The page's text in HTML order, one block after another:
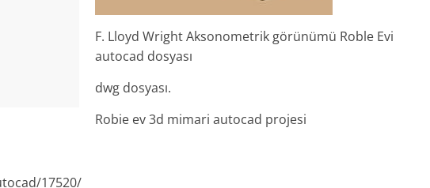
F. Lloyd Wright Aksonometrik görünümü Roble Evi
autocad dosyası
dwg dosyası.
Robie ev 3d mimari autocad projesi
17520/